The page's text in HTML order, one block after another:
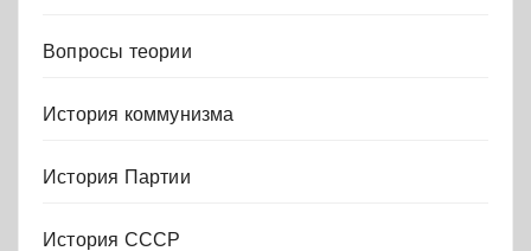
Вопросы теории
История коммунизма
История Партии
История СССР